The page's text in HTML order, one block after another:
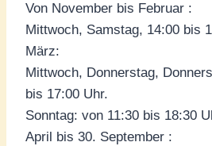
Von November bis Februar :
Mittwoch, Samstag, 14:00 bis
März:
Mittwoch, Donnerstag,
bis 17:00 Uhr.
Sonntag: von 11:30 bis 18:30
April bis 30. September :